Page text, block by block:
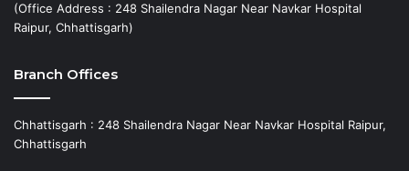
(Office Address : 248 Shailendra Nagar Near Navkar Hospital
Raipur, Chhattisgarh)
Branch Offices
Chhattisgarh : 248 Shailendra Nagar Near Navkar Hospital Raipur,
Chhattisgarh